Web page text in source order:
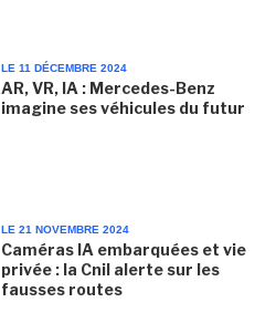
LE 11 DÉCEMBRE 2024
AR, VR, IA : Mercedes-Benz
imagine ses véhicules du futur
LE 21 NOVEMBRE 2024
Caméras IA embarquées et vie
privée : la Cnil alerte sur les
fausses routes